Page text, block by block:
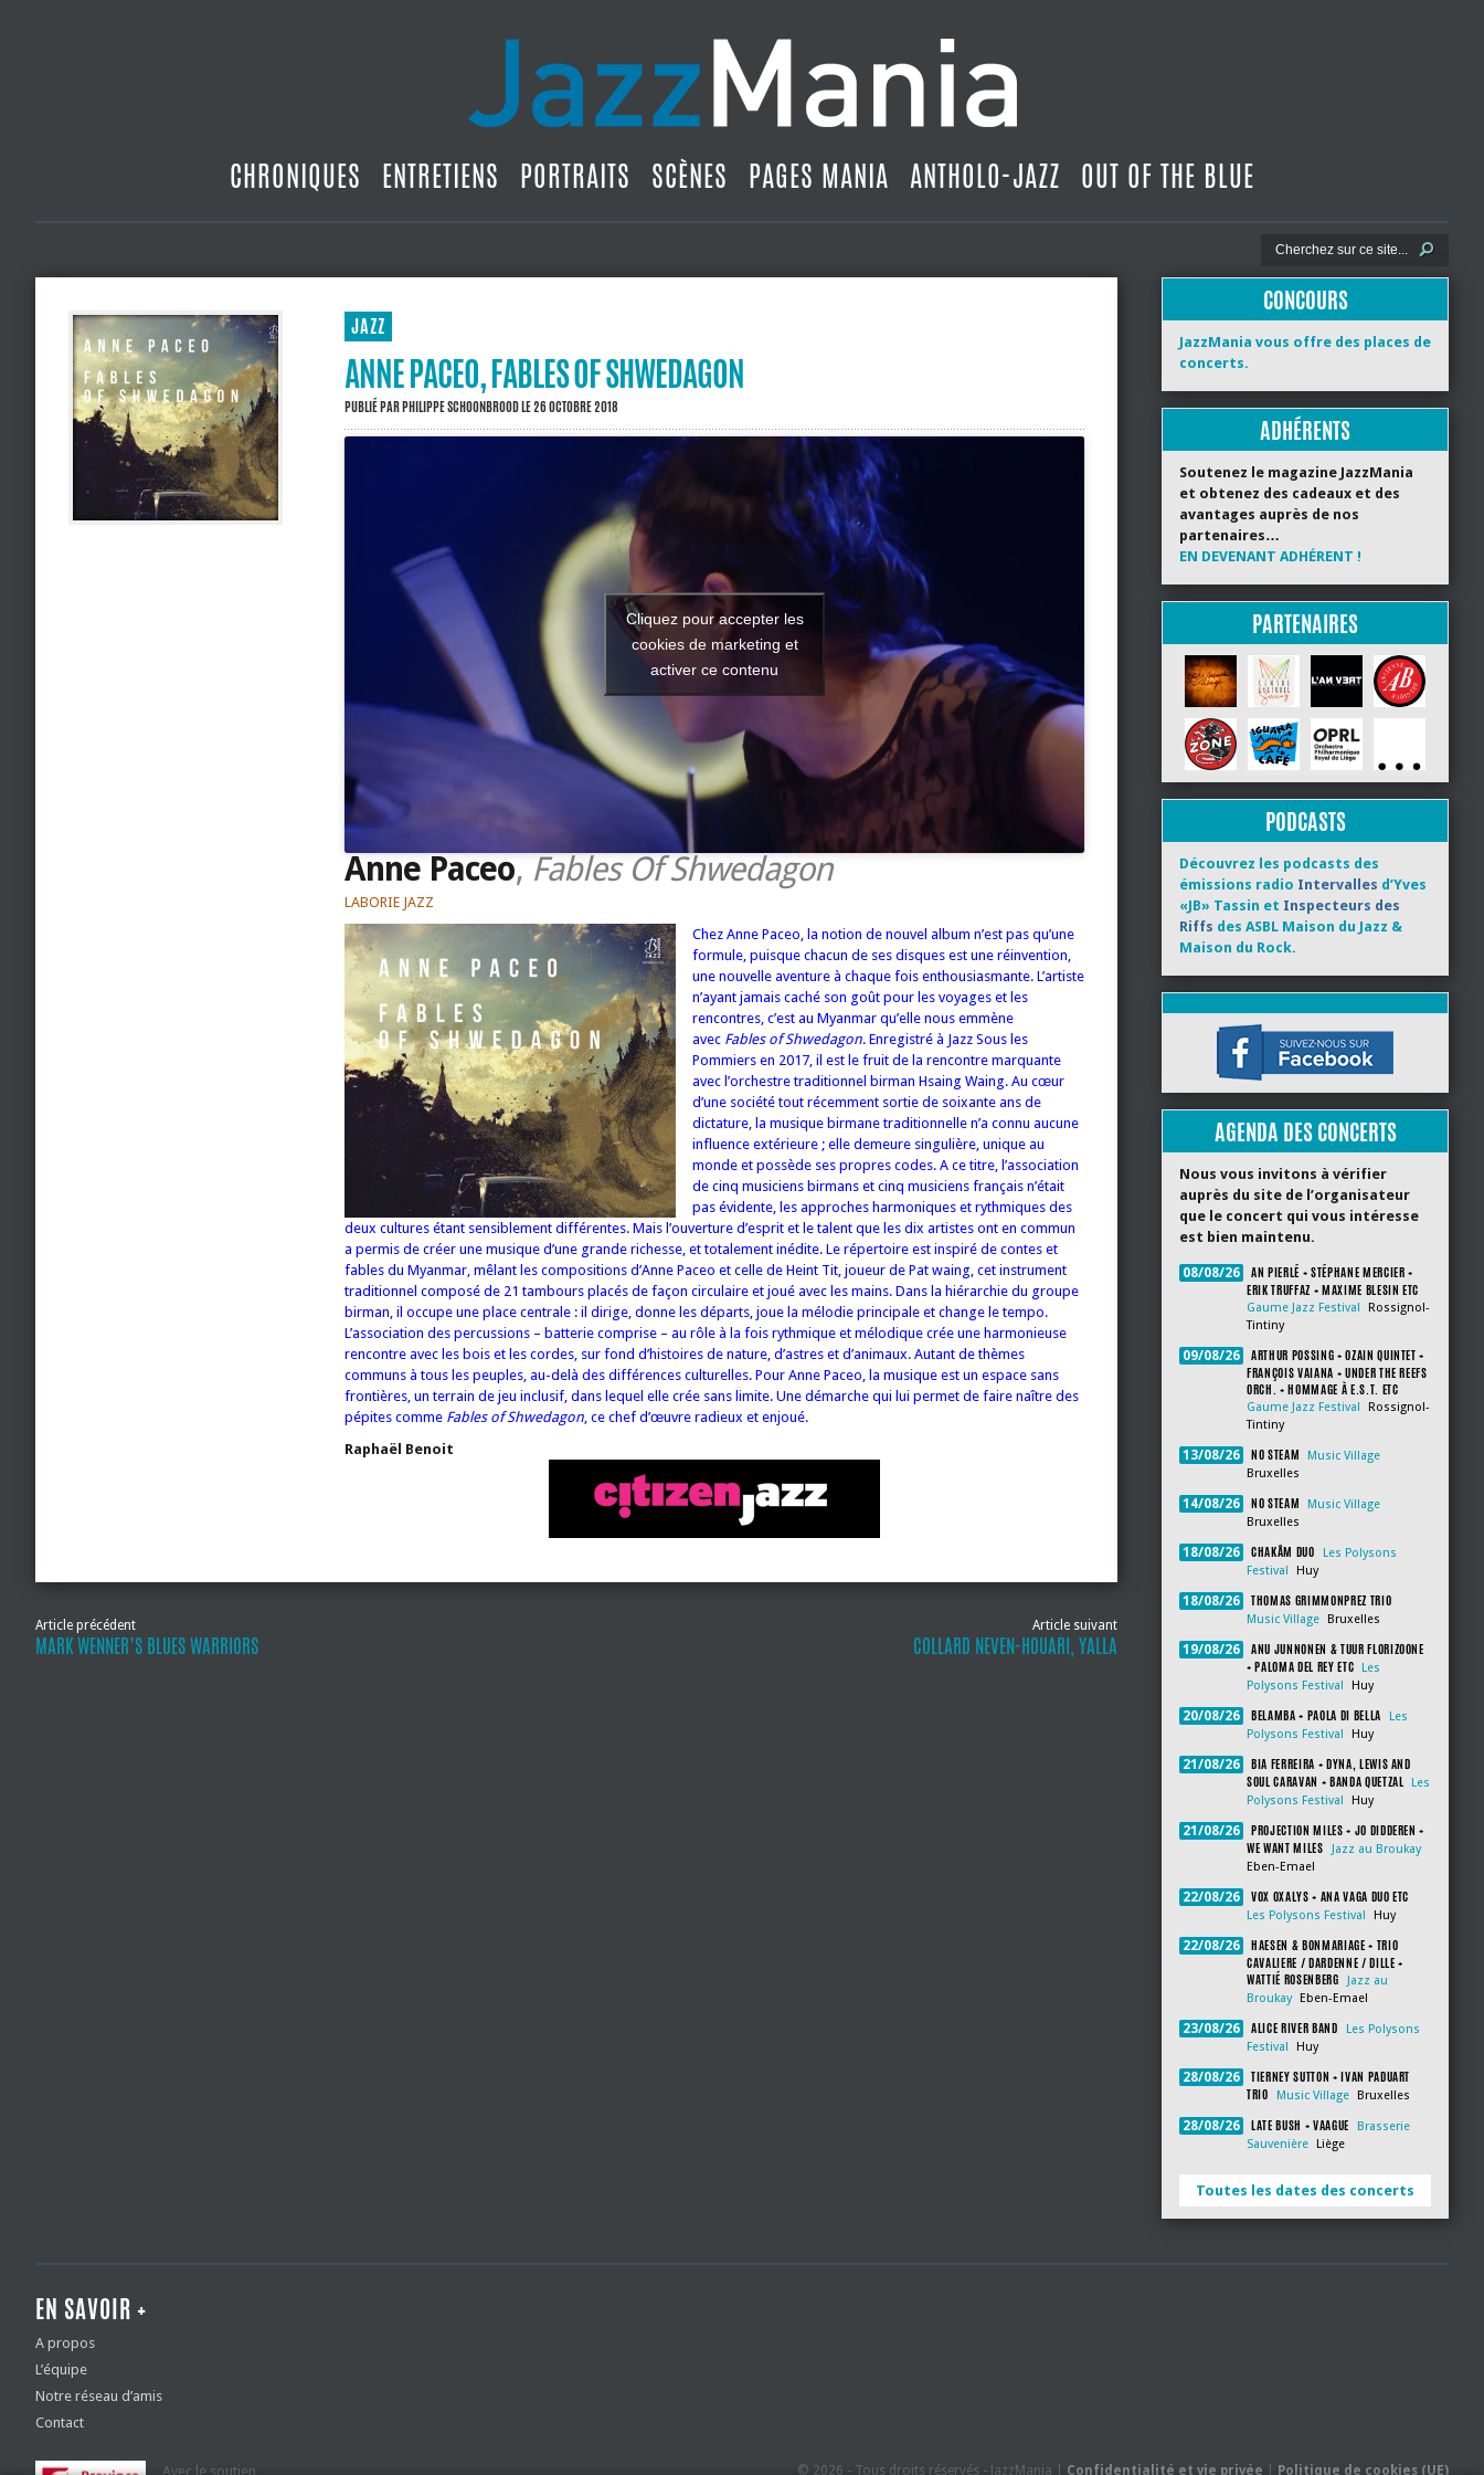
CHRONIQUES ENTRETIENS PORTRAITS SCÈNES PAGES MANIA ANTHOLO-JAZZ OUT OF THE BLUE
JAZZ
ANNE PACEO, FABLES OF SHWEDAGON
PUBLIÉ PARPHILIPPE SCHOONBROODLE 26 OCTOBRE 2018
Cliquez pour accepter les
cookies de marketing et
activer ce contenu
Anne Paceo, Fables Of Shwedagon
LABORIE JAZZ
Chez Anne Paceo, la notion de nouvel album n’est pas qu’une
formule, puisque chacun de ses disques est une réinvention,
une nouvelle aventure à chaque fois enthousiasmante. L’artiste
n’ayant jamais caché son goût pour les voyages et les
rencontres, c’est au Myanmar qu’elle nous emmène
avec Fables of Shwedagon. Enregistré à Jazz Sous les
Pommiers en 2017, il est le fruit de la rencontre marquante
avec l’orchestre traditionnel birman Hsaing Waing. Au cœur
d’une société tout récemment sortie de soixante ans de
dictature, la musique birmane traditionnelle n’a connu aucune
influence extérieure ; elle demeure singulière, unique au
monde et possède ses propres codes. A ce titre, l’association
de cinq musiciens birmans et cinq musiciens français n’était
pas évidente, les approches harmoniques et rythmiques des
deux cultures étant sensiblement différentes. Mais l’ouverture d’esprit et le talent que les dix artistes ont en commun
a permis de créer une musique d’une grande richesse, et totalement inédite. Le répertoire est inspiré de contes et
fables du Myanmar, mêlant les compositions d’Anne Paceo et celle de Heint Tit, joueur de Pat waing, cet instrument
traditionnel composé de 21 tambours placés de façon circulaire et joué avec les mains. Dans la hiérarchie du groupe
birman, il occupe une place centrale : il dirige, donne les départs, joue la mélodie principale et change le tempo.
L’association des percussions – batterie comprise – au rôle à la fois rythmique et mélodique crée une harmonieuse
rencontre avec les bois et les cordes, sur fond d’histoires de nature, d’astres et d’animaux. Autant de thèmes
communs à tous les peuples, au-delà des différences culturelles. Pour Anne Paceo, la musique est un espace sans
frontières, un terrain de jeu inclusif, dans lequel elle crée sans limite. Une démarche qui lui permet de faire naître des
pépites comme Fables of Shwedagon , ce chef d’œuvre radieux et enjoué.
Raphaël Benoit
Article précédent
MARK WENNER’S BLUES WARRIORS
Article suivant
COLLARD NEVEN-HOUARI, YALLA
CONCOURS
JazzMania vous offre des places de
concerts.
ADHÉRENTS
Soutenez le magazine JazzMania
et obtenez des cadeaux et des
avantages auprès de nos
partenaires…
EN DEVENANT ADHÉRENT !
PARTENAIRES
PODCASTS
Découvrez les podcasts des
émissions radio Intervalles d’Yves
«JB» Tassin et Inspecteurs des
Riffs des ASBL Maison du Jazz &
Maison du Rock.
AGENDA DES CONCERTS
Nous vous invitons à vérifier
auprès du site de l’organisateur
que le concert qui vous intéresse
est bien maintenu.
08/08/26
AN PIERLÉ + STÉPHANE MERCIER +
ERIK TRUFFAZ + MAXIME BLESIN ETC
Gaume Jazz Festival
Rossignol-
Tintiny
09/08/26
ARTHUR POSSING + OZAIN QUINTET +
FRANÇOIS VAIANA + UNDER THE REEFS
ORCH. + HOMMAGE À E.S.T. ETC
Gaume Jazz Festival
Rossignol-
Tintiny
13/08/26 NO STEAM
Music Village
Bruxelles
14/08/26 NO STEAM
Music Village
Bruxelles
18/08/26 CHAKÂM DUO
Les Polysons
Festival
Huy
18/08/26 THOMAS GRIMMONPREZ TRIO
Music Village Bruxelles
19/08/26
ANU JUNNONEN & TUUR FLORIZOONE
+ PALOMA DEL REY ETC
Les
Polysons Festival
Huy
20/08/26 BELAMBA + PAOLA DI BELLA
Les
Polysons Festival
Huy
21/08/26
BIA FERREIRA + DYNA, LEWIS AND
SOUL CARAVAN + BANDA QUETZAL
Les
Polysons Festival
Huy
21/08/26
PROJECTION MILES + JO DIDDEREN +
WE WANT MILES
Jazz au Broukay
Eben-Emael
22/08/26 VOX OXALYS + ANA VAGA DUO ETC
Les Polysons Festival Huy
22/08/26
HAESEN & BONMARIAGE + TRIO
CAVALIERE / DARDENNE / DILLE +
WATTIÉ ROSENBERG
Jazz au
Broukay
Eben-Emael
23/08/26 ALICE RIVER BAND
Les Polysons
Festival
Huy
28/08/26
TIERNEY SUTTON + IVAN PADUART
TRIO
Music Village Bruxelles
28/08/26 LATE BUSH + VAAGUE
Brasserie
Sauvenière
Liège
Toutes les dates des concerts
EN SAVOIR +
A propos
L’équipe
Notre réseau d’amis
Contact
Avec le soutien © 2026 - Tous droits réservés - JazzMania | Confidentialité et vie privée Politique de cookies (UE)